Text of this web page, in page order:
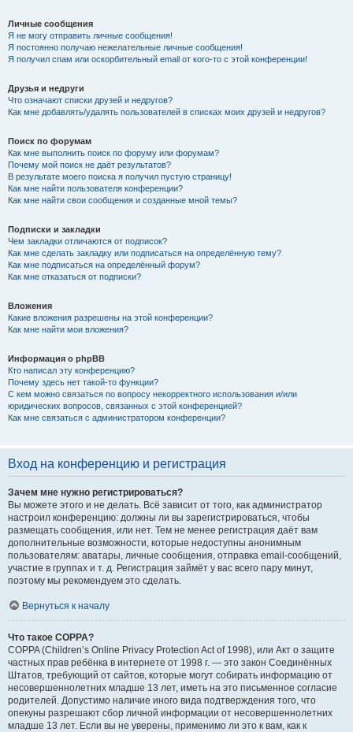
Личные сообщения
Я не могу отправить личные сообщения!
Я постоянно получаю нежелательные личные сообщения!
Я получил спам или оскорбительный email от кого-то с этой конференции!
Друзья и недруги
Что означают списки друзей и недругов?
Как мне добавлять/удалять пользователей в списках моих друзей и недругов?
Поиск по форумам
Как мне выполнить поиск по форуму или форумам?
Почему мой поиск не даёт результатов?
В результате моего поиска я получил пустую страницу!
Как мне найти пользователя конференции?
Как мне найти свои сообщения и созданные мной темы?
Подписки и закладки
Чем закладки отличаются от подписок?
Как мне сделать закладку или подписаться на определённую тему?
Как мне подписаться на определённый форум?
Как мне отказаться от подписки?
Вложения
Какие вложения разрешены на этой конференции?
Как мне найти мои вложения?
Информация о phpBB
Кто написал эту конференцию?
Почему здесь нет такой-то функции?
С кем можно связаться по вопросу некорректного использования и/или
юридических вопросов, связанных с этой конференцией?
Как мне связаться с администратором конференции?
Вход на конференцию и регистрация
Зачем мне нужно регистрироваться?
Вы можете этого и не делать. Всё зависит от того, как администратор
настроил конференцию: должны ли вы зарегистрироваться, чтобы
размещать сообщения, или нет. Тем не менее регистрация даёт вам
дополнительные возможности, которые недоступны анонимным
пользователям: аватары, личные сообщения, отправка email-сообщений,
участие в группах и т. д. Регистрация займёт у вас всего пару минут,
поэтому мы рекомендуем это сделать.
Вернуться к началу
Что такое COPPA?
COPPA (Children’s Online Privacy Protection Act of 1998), или Акт о защите
частных прав ребёнка в интернете от 1998 г. — это закон Соединённых
Штатов, требующий от сайтов, которые могут собирать информацию от
несовершеннолетних младше 13 лет, иметь на это письменное согласие
родителей. Допустимо наличие иного вида подтверждения того, что
опекуны разрешают сбор личной информации от несовершеннолетних
младше 13 лет. Если вы не уверены, применимо ли это к вам, как к